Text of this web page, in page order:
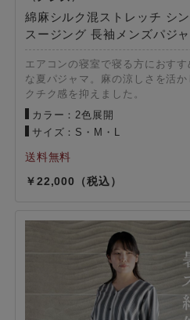
綿麻シルク混ストレッチ シ
スージング 長袖メンズパジ
エアコンの寝室で寝る方におす
な夏パジャマ。麻の涼しさを活
クチク感を抑えました。
カラー：2色展開
サイズ：S・M・L
22,000